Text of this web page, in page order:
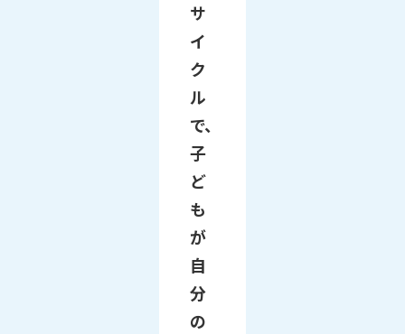
サ
イ
ク
ル
で、
子
ど
も
が
自
分
の